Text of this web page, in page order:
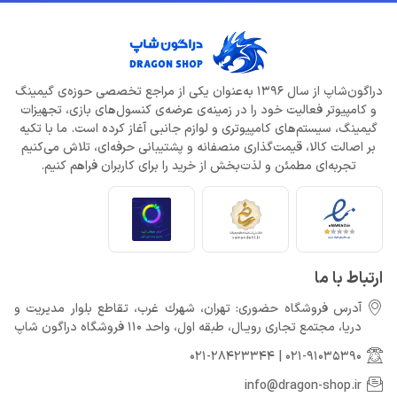
افزایش قیمت بازی‌ها؛ آیا Xbox بازیکنان را به Game Pass سوق
می‌دهد؟
خرداد 22, 1404
Call of Duty: Black Ops 7 برای کنسول‌های نسل هشتم هم می‌آید
خرداد 22, 1404
دراگون‌شاپ از سال 1396 به‌عنوان یکی از مراجع تخصصی حوزه‌ی گیمینگ
و کامپیوتر فعالیت خود را در زمینه‌ی عرضه‌ی کنسول‌های بازی، تجهیزات
گیمینگ، سیستم‌های کامپیوتری و لوازم جانبی آغاز کرده است. ما با تکیه
بر اصالت کالا، قیمت‌گذاری منصفانه و پشتیبانی حرفه‌ای، تلاش می‌کنیم
تجربه‌ای مطمئن و لذت‌بخش از خرید را برای کاربران فراهم کنیم.
ارتباط با ما
آدرس فروشگاه حضوری: تهران، شهرك غرب، تقاطع بلوار مدیریت و
دريا، مجتمع تجارى رويـال، طبقه اول، واحد 110 فروشگاه دراگون شاپ
021-91035390
|
021-28423344
info@dragon-shop.ir